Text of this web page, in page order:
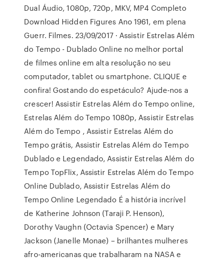
Dual Áudio, 1080p, 720p, MKV, MP4 Completo
Download Hidden Figures Ano 1961, em plena
Guerr. Filmes. 23/09/2017 · Assistir Estrelas Além
do Tempo - Dublado Online no melhor portal
de filmes online em alta resolução no seu
computador, tablet ou smartphone. CLIQUE e
confira! Gostando do espetáculo? Ajude-nos a
crescer! Assistir Estrelas Além do Tempo online,
Estrelas Além do Tempo 1080p, Assistir Estrelas
Além do Tempo , Assistir Estrelas Além do
Tempo grátis, Assistir Estrelas Além do Tempo
Dublado e Legendado, Assistir Estrelas Além do
Tempo TopFlix, Assistir Estrelas Além do Tempo
Online Dublado, Assistir Estrelas Além do
Tempo Online Legendado É a história incrível
de Katherine Johnson (Taraji P. Henson),
Dorothy Vaughn (Octavia Spencer) e Mary
Jackson (Janelle Monae) – brilhantes mulheres
afro-americanas que trabalharam na NASA e